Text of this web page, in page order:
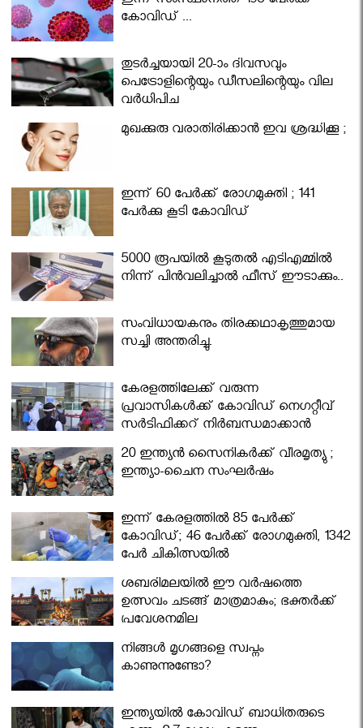
കോവിഡ് ...
തുടർച്ചയായി 20-ാം ദിവസവും
പെട്രോളിന്റെയും ഡീസലിന്റെയും വില
വര്‍ധിപ്പിച്ചു
മുഖക്കുരു വരാതിരിക്കാന്‍ ഇവ ശ്രദ്ധിക്കൂ ;
ഇന്ന് 60 പേർക്ക് രോഗമുക്തി ; 141
പേര്‍ക്കു കൂടി കോവിഡ്
5000 രൂപയിൽ കൂടുതൽ എടിഎമ്മിൽ
നിന്ന് പിൻവലിച്ചാൽ ഫീസ് ഈടാക്കും..
സംവിധായകനും തിരക്കഥാകൃത്തുമായ
സച്ചി അന്തരിച്ചു.
കേരളത്തിലേക്ക് വരുന്ന
പ്രവാസികള്‍ക്ക് കോവിഡ് നെഗറ്റീവ്
സര്‍ട്ടിഫിക്കറ്റ് നിർബന്ധമാക്കാൻ
മന്ത്രിസഭ
20 ഇന്ത്യൻ സൈനികർക്ക് വീരമൃത്യു ;
ഇന്ത്യാ-ചൈന സംഘർഷം
ഇന്ന് കേരളത്തിൽ 85 പേർക്ക്
കോവിഡ്; 46 പേർക്ക് രോഗമുക്തി, 1342
പേർ ചികിത്സയിൽ
ശബരിമലയില്‍ ഈ വർഷത്തെ
ഉത്സവം ചടങ്ങ് മാത്രമാകും; ഭക്തർക്ക്
പ്രവേശനമില്ല
നിങ്ങള്‍ മൃഗങ്ങളെ സ്വപ്നം
കാണുന്നുണ്ടോ?
ഇന്ത്യയിൽ കോവിഡ് ബാധിതരുടെ